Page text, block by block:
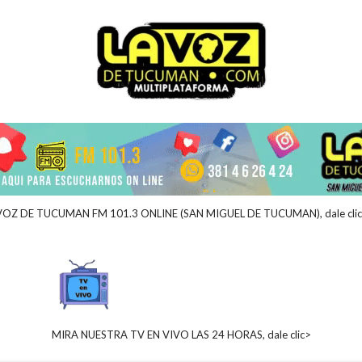
DE TUCUMAN FM 101.3 ONLINE (SAN MIGUEL DE TUCUMAN), dale
MIRA NUESTRA TV EN VIVO LAS 24 HORAS, dale clic>